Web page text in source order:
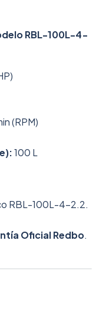
RBL-100L-4-
(RPM)
100 L
RBL-100L-4-2.2.
Oficial Redbo.